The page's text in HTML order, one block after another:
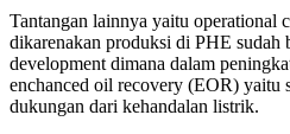
Tantangan lainnya yaitu operational
dikarenakan produksi di PHE sudah
development dimana dalam
enchanced oil recovery (EOR) yaitu
dukungan dari kehandalan listrik.